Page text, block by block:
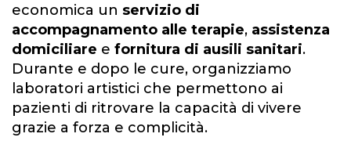
economica un servizio di
accompagnamento alle terapie, assistenza
domiciliare e fornitura di ausili sanitari.
Durante e dopo le cure, organizziamo
laboratori artistici che permettono ai
pazienti di ritrovare la capacità di vivere
grazie a forza e complicità.